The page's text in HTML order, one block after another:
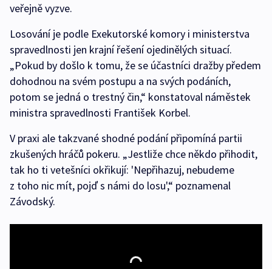
veřejně vyzve.
Losování je podle Exekutorské komory i ministerstva
spravedlnosti jen krajní řešení ojedinělých situací.
„Pokud by došlo k tomu, že se účastníci dražby předem
dohodnou na svém postupu a na svých podáních,
potom se jedná o trestný čin,“ konstatoval náměstek
ministra spravedlnosti František Korbel.
V praxi ale takzvané shodné podání připomíná partii
zkušených hráčů pokeru. „Jestliže chce někdo přihodit,
tak ho ti vetešníci okřikují: 'Nepřihazuj, nebudeme
z toho nic mít, pojď s námi do losu',“ poznamenal
Závodský.